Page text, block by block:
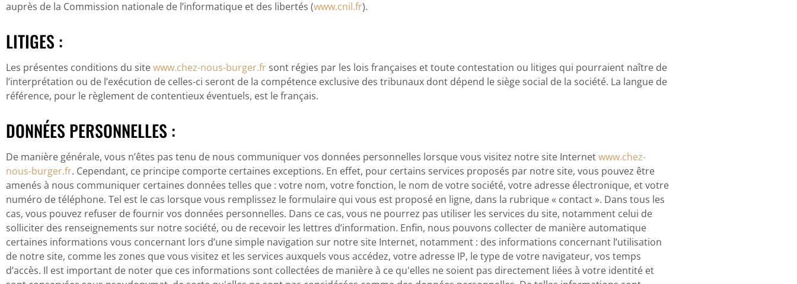
auprès de la Commission nationale de l’informatique et des libertés (www.cnil.fr).
LITIGES :
Les présentes conditions du sitewww.chez-nous-burger.fr sont régies par les lois françaises et toute contestation ou litiges qui pourraient naître de
l’interprétation ou de l’exécution de celles-ci seront de la compétence exclusive des tribunaux dont dépend le siège social de la société. La langue de
référence, pour le règlement de contentieux éventuels, est le français.
DONNÉES PERSONNELLES :
De manière générale, vous n’êtes pas tenu de nous communiquer vos données personnelles lorsque vous visitez notre site Internetwww.chez-
nous-burger.fr. Cependant, ce principe comporte certaines exceptions. En effet, pour certains services proposés par notre site, vous pouvez être
amenés à nous communiquer certaines données telles que : votre nom, votre fonction, le nom de votre société, votre adresse électronique, et votre
numéro de téléphone. Tel est le cas lorsque vous remplissez le formulaire qui vous est proposé en ligne, dans la rubrique « contact ». Dans tous les
cas, vous pouvez refuser de fournir vos données personnelles. Dans ce cas, vous ne pourrez pas utiliser les services du site, notamment celui de
solliciter des renseignements sur notre société, ou de recevoir les lettres d’information. Enfin, nous pouvons collecter de manière automatique
certaines informations vous concernant lors d’une simple navigation sur notre site Internet, notamment : des informations concernant l’utilisation
de notre site, comme les zones que vous visitez et les services auxquels vous accédez, votre adresse IP, le type de votre navigateur, vos temps
d’accès. Il est important de noter que ces informations sont collectées de manière à ce qu'elles ne soient pas directement liées à votre identité et